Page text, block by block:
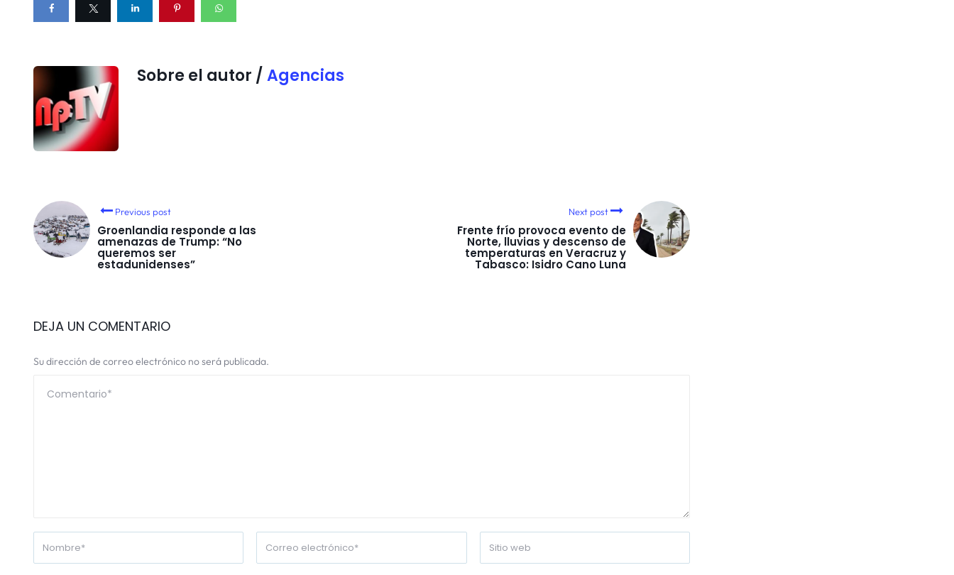
Sobre el autor / Agencias
Previous post
Groenlandia responde a las
amenazas de Trump: “No
queremos ser
estadunidenses”
Next post
Frente frío provoca evento de
Norte, lluvias y descenso de
temperaturas en Veracruz y
Tabasco: Isidro Cano Luna
DEJA UN COMENTARIO
Su dirección de correo electrónico no será publicada.